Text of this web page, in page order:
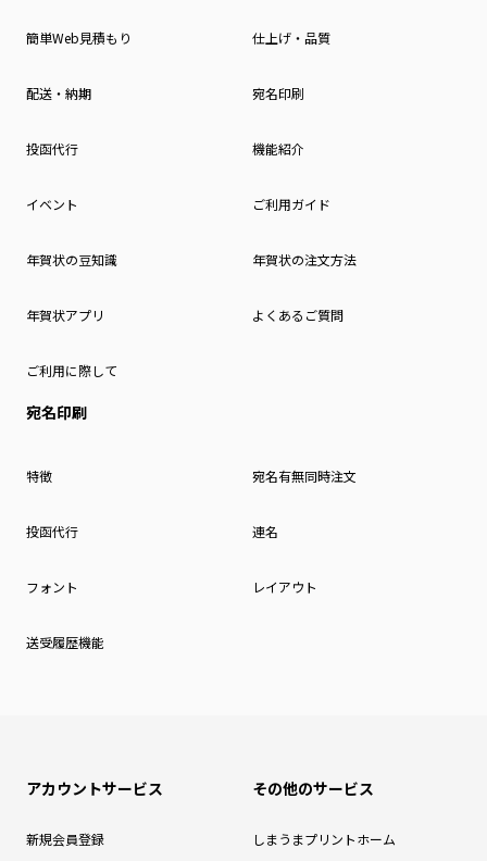
簡単Web見積もり 仕上げ・品質
配送・納期 宛名印刷
投函代行 機能紹介
イベント ご利用ガイド
年賀状の豆知識 年賀状の注文方法
年賀状アプリ よくあるご質問
ご利用に際して
宛名印刷
特徴 宛名有無同時注文
投函代行 連名
フォント レイアウト
送受履歴機能
アカウントサービス
新規会員登録
その他のサービス
しまうまプリントホーム